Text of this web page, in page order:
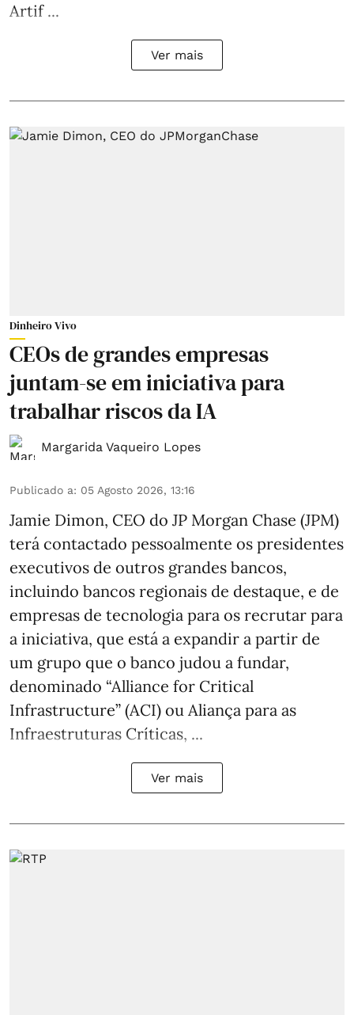
Artif ...
Ver mais
Dinheiro Vivo
CEOs de grandes empresas
juntam-se em iniciativa para
trabalhar riscos da IA
Margarida Vaqueiro Lopes
Publicado a: 05 Agosto 2026, 13:16
Jamie Dimon, CEO do JP Morgan Chase (JPM)
terá contactado pessoalmente os presidentes
executivos de outros grandes bancos,
incluindo bancos regionais de destaque, e de
empresas de tecnologia para os recrutar para
a iniciativa, que está a expandir a partir de
um grupo que o banco judou a fundar,
denominado “Alliance for Critical
Infrastructure” (ACI) ou Aliança para as
Infraestruturas Críticas, ...
Ver mais